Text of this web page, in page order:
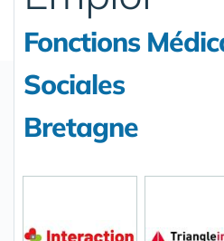
Fonctions
Sociales
Bretagne